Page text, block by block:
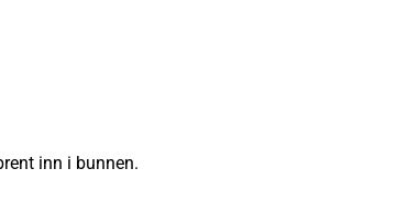
inn i bunnen.